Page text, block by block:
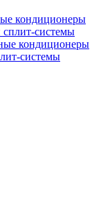
кондиционеры
сплит-системы
кондиционеры
системы